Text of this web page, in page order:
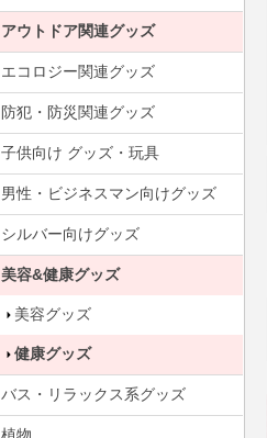
アウトドア関連グッズ
エコロジー関連グッズ
防犯・防災関連グッズ
子供向け グッズ・玩具
男性・ビジネスマン向けグッズ
シルバー向けグッズ
美容&健康グッズ
美容グッズ
健康グッズ
バス・リラックス系グッズ